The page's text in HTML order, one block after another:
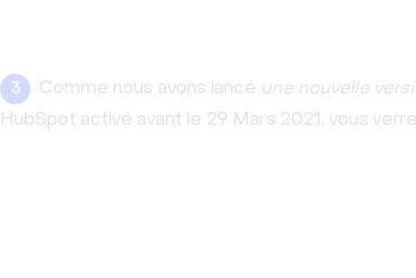
3 Comme nous avons lancé une nouvelle
HubSpot activé avant le 29 Mars 2021, vous